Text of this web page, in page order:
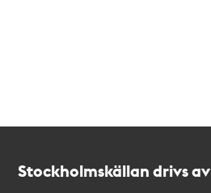
Stockholmskällan drivs av